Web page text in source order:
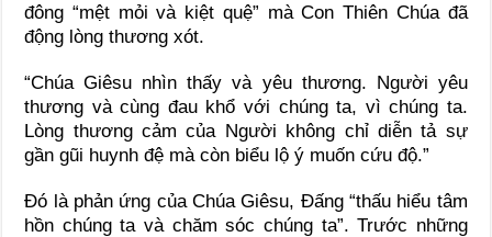
đông “mệt mỏi và kiệt quệ” mà Con Thiên Chúa đã
động lòng thương xót.
“Chúa Giêsu nhìn thấy và yêu thương. Người yêu
thương và cùng đau khổ với chúng ta, vì chúng ta.
Lòng thương cảm của Người không chỉ diễn tả sự
gần gũi huynh đệ mà còn biểu lộ ý muốn cứu độ.”
Đó là phản ứng của Chúa Giêsu, Đấng “thấu hiểu tâm
hồn chúng ta và chăm sóc chúng ta”. Trước những